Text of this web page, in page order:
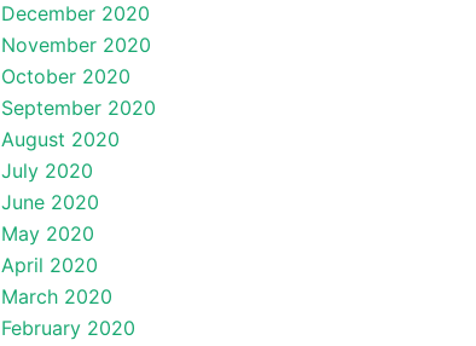
December 2020
November 2020
October 2020
September 2020
August 2020
July 2020
June 2020
May 2020
April 2020
March 2020
February 2020